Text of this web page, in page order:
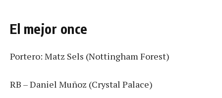
El mejor once
Portero: Matz Sels (Nottingham Forest)
RB – Daniel Muñoz (Crystal Palace)